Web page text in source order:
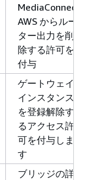
MediaConnect
AWS からルー
ター出力を削
除する許可を
付与
ゲートウェイ
インスタンス
を登録解除す
るアクセス許
可を付与しま
す
ブリッジの詳